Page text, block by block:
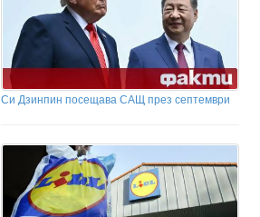
Си Дзинпин посещава САЩ през септември